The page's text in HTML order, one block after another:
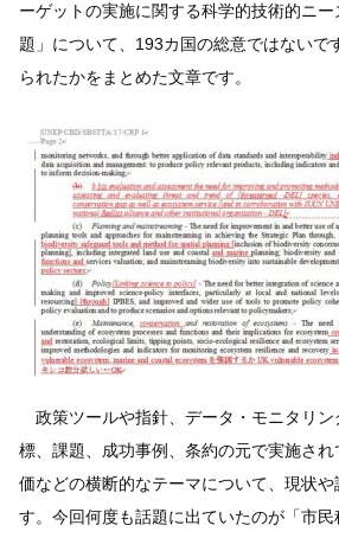
ーゲットの実施に関する科学的技術的ニ
題」について、193カ国の総意ではないで
られたかをまとめた文章です。
政策ツールや指針、データ・モニタリン
標、課題、成功事例、条約の元で実施さ
価などの横断的なテーマについて、現状や
す。今回何度も話題に出ていたのが「市